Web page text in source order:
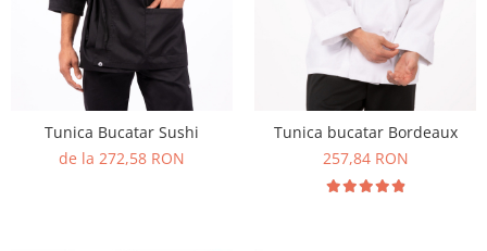
Tunica Bucatar Sushi
de la 272,58 RON
Tunica bucatar Bordeaux
257,84 RON